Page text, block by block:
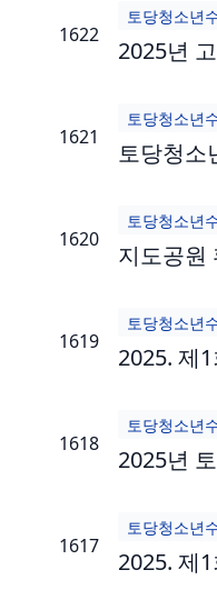
1622
토당청소년
2025년
1621
토당청소년
토당청소
1620
토당청소년
지도공원
1619
토당청소년
2025. 제
1618
토당청소년
2025년
1617
토당청소년
2025. 제